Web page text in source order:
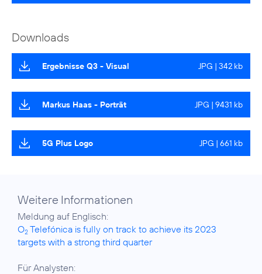
Downloads
Ergebnisse Q3 - Visual JPG | 342 kb
Markus Haas - Porträt JPG | 9431 kb
5G Plus Logo JPG | 661 kb
Weitere Informationen
O2 Telefónica is fully on track to achieve its 2023
targets with a strong third quarter